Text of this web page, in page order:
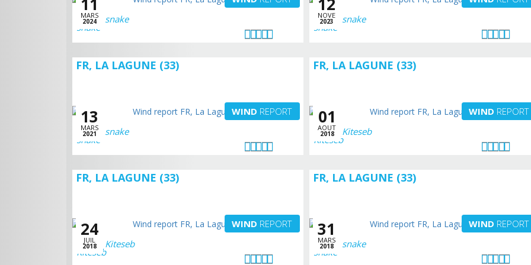
MARS
2024
snake
NOVE
2023
snake
FR, LA LAGUNE (33)
13
MARS
2021
WIND REPORT
snake
FR, LA LAGUNE (33)
01
AOUT
2018
WIND REPORT
Kiteseb
FR, LA LAGUNE (33)
24
JUIL
2018
WIND REPORT
Kiteseb
FR, LA LAGUNE (33)
31
MARS
2018
WIND REPORT
snake